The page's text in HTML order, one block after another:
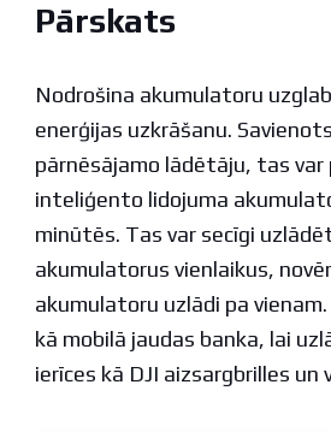
Pārskats
Nodrošina akumulatoru
enerģijas uzkrāšanu.
pārnēsājamo lādētāju, tas var
inteliģento lidojuma
minūtēs. Tas var secīgi
akumulatorus vienlaikus,
akumulatoru uzlādi pa
kā mobilā jaudas banka, lai
ierīces kā DJI aizsargbrilles un